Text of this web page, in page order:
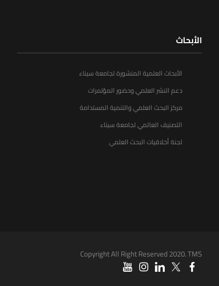
الأبحاث
الأبحاث العلمية المنشورة لجامعة سيناء
دعم النشر العلمي وحضور المؤتمرات
مركز البحث العلمي والتنمية المستدامة
التصنيف العالمي لجامعة سيناء
لجنة أخلاقيات البحث العلمي
Copyright All Right Reserved 2020. TMS